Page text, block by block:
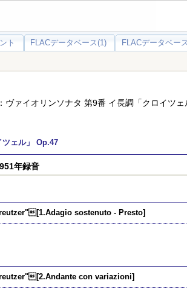
ト FLACデータベース(1) FLACデータベー
ヴァイオリンソナタ 第9番 イ長調「クロイツェ
ツェル」 Op.47
年録音
[1.Adagio sostenuto - Presto]
[2.Andante con variazioni]